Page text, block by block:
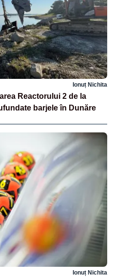
Ionuț Nichita
Reactorului 2 de la
barjele în Dunăre
Ionuț Nichita